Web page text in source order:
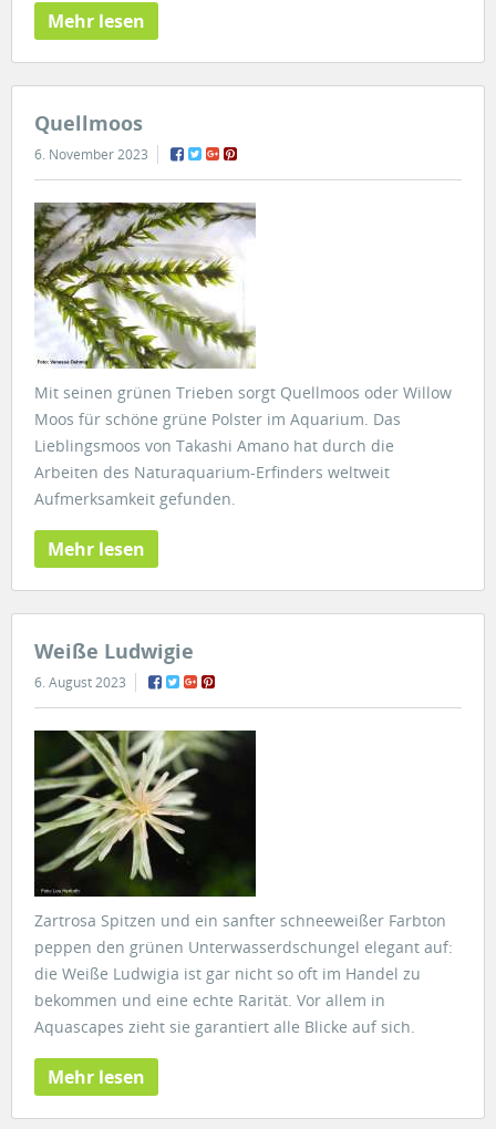
Mehr lesen
Quellmoos
6. November 2023
Mit seinen grünen Trieben sorgt Quellmoos oder Willow
Moos für schöne grüne Polster im Aquarium. Das
Lieblingsmoos von Takashi Amano hat durch die
Arbeiten des Naturaquarium-Erfinders weltweit
Aufmerksamkeit gefunden.
Mehr lesen
Weiße Ludwigie
6. August 2023
Zartrosa Spitzen und ein sanfter schneeweißer Farbton
peppen den grünen Unterwasserdschungel elegant auf:
die Weiße Ludwigia ist gar nicht so oft im Handel zu
bekommen und eine echte Rarität. Vor allem in
Aquascapes zieht sie garantiert alle Blicke auf sich.
Mehr lesen